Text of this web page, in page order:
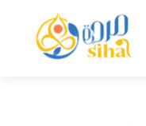
content